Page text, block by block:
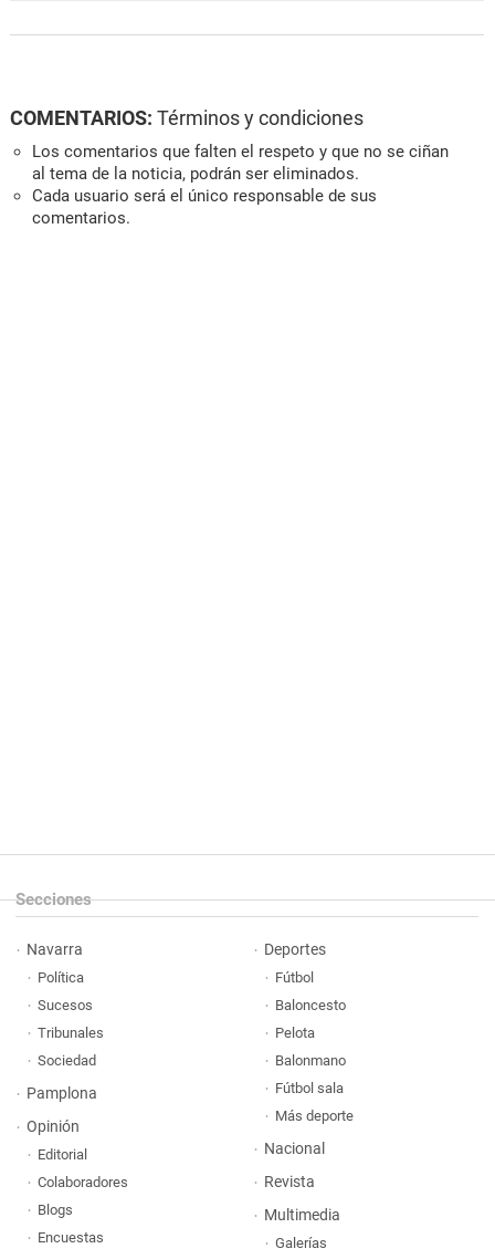
COMENTARIOS: Términos y condiciones
Los comentarios que falten el respeto y que no se ciñan
al tema de la noticia, podrán ser eliminados.
Cada usuario será el único responsable de sus
comentarios.
Secciones
Navarra
Política
Sucesos
Tribunales
Sociedad
Pamplona
Opinión
Editorial
Colaboradores
Blogs
Encuestas
Deportes
Fútbol
Baloncesto
Pelota
Balonmano
Fútbol sala
Más deporte
Nacional
Revista
Multimedia
Galerías